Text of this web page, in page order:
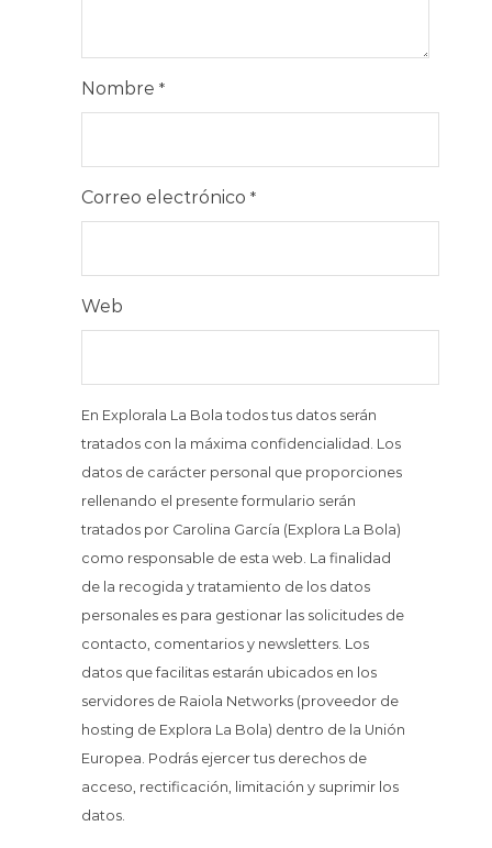
Nombre *
Correo electrónico *
Web
En Explorala La Bola todos tus datos serán
tratados con la máxima confidencialidad. Los
datos de carácter personal que proporciones
rellenando el presente formulario serán
tratados por Carolina García (Explora La Bola)
como responsable de esta web. La finalidad
de la recogida y tratamiento de los datos
personales es para gestionar las solicitudes de
contacto, comentarios y newsletters. Los
datos que facilitas estarán ubicados en los
servidores de Raiola Networks (proveedor de
hosting de Explora La Bola) dentro de la Unión
Europea. Podrás ejercer tus derechos de
acceso, rectificación, limitación y suprimir los
datos.